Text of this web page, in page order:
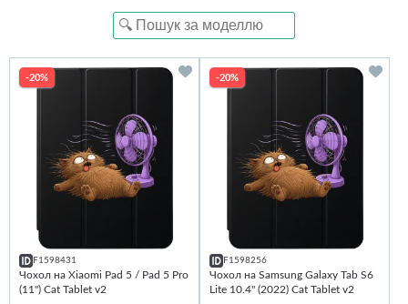
-20%
F1598431
Чохол на Xiaomi Pad 5 / Pad 5 Pro
(11") Cat Tablet v2
-20%
F1598256
Чохол на Samsung Galaxy Tab S6
Lite 10.4" (2022) Cat Tablet v2